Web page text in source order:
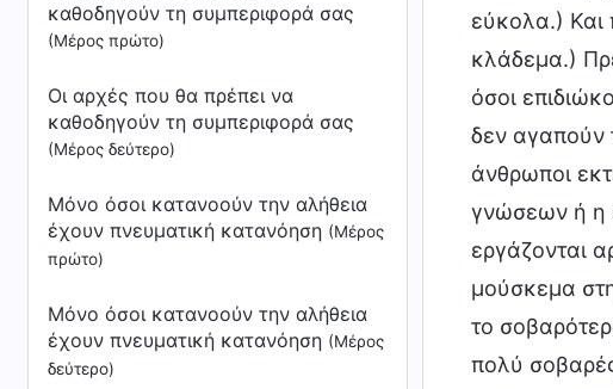
καθοδηγούν τη συμπεριφορά σας
(Μέρος πρώτο)
Οι αρχές που θα πρέπει να
καθοδηγούν τη συμπεριφορά σας
(Μέρος δεύτερο)
Μόνο όσοι κατανοούν την αλήθεια
έχουν πνευματική κατανόηση (Μέρος
πρώτο)
Μόνο όσοι κατανοούν την αλήθεια
έχουν πνευματική κατανόηση (Μέρος
δεύτερο)
εύκολα.) Και
κλάδεμα.)
όσοι
δεν αγαπούν
άνθρωποι
γνώσεων ή η
εργάζονται
μούσκεμα
το
πολύ